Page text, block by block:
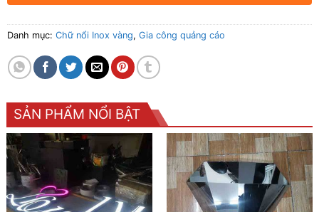
Danh mục: Chữ nổi Inox vàng, Gia công quảng cáo
SẢN PHẨM NỔI BẬT